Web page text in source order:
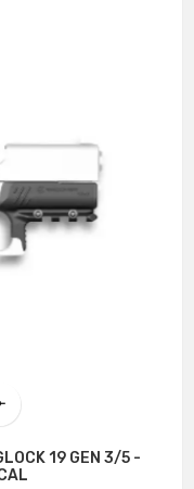
19 GEN 3/5 -